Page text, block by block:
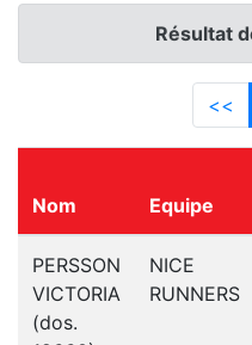
Résultat
<<
Nom Equipe
PERSSON
VICTORIA
(dos.
NICE
RUNNERS